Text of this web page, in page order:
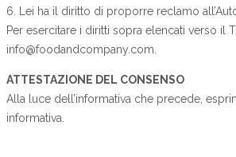
6. Lei ha il diritto di proporre reclamo
Per esercitare i diritti sopra elencati verso il
info@foodandcompany.com.
ATTESTAZIONE DEL CONSENSO
Alla luce dell’informativa che precede,
informativa.